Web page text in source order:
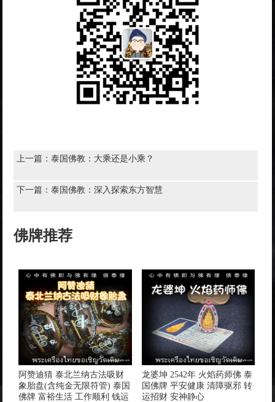
上一篇：泰国佛教：大乘还是小乘？
下一篇：泰国佛教：深入探索东方智慧
佛牌推荐
阿赞迪猜 泰北兰纳古法吸财
象胎盘(含纯金无限符管) 泰国
佛牌 富裕生活 工作顺利 钱运
龙婆坤 2542年 火焰药师佛 泰
国佛牌 平安健康 清障驱邪 转
运招财 安神静心